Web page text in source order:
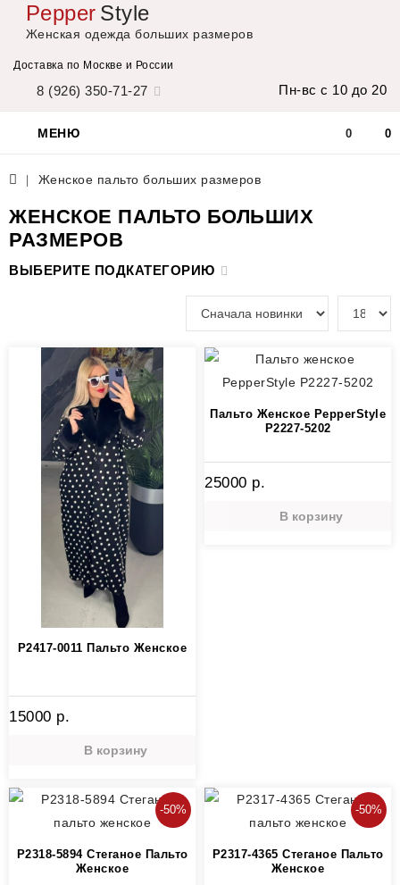
Pepper Style
Женская одежда больших размеров
Доставка по Москве и России
8 (926) 350-71-27 Пн-вс с 10 до 20
МЕНЮ 0 0
Женское пальто больших размеров
ЖЕНСКОЕ ПАЛЬТО БОЛЬШИХ
РАЗМЕРОВ
ВЫБЕРИТЕ ПОДКАТЕГОРИЮ
P2417-0011 Пальто Женское
15000 р.
В корзину
Пальто Женское PepperStyle
P2227-5202
25000 р.
В корзину
-50%
P2318-5894 Стеганое Пальто
Женское
-50%
P2317-4365 Стеганое Пальто
Женское